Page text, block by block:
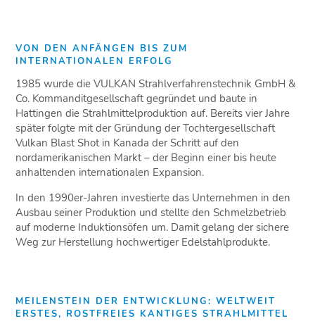
VON DEN ANFÄNGEN BIS ZUM
INTERNATIONALEN ERFOLG
1985 wurde die VULKAN Strahlverfahrenstechnik GmbH &
Co. Kommanditgesellschaft gegründet und baute in
Hattingen die Strahlmittelproduktion auf. Bereits vier Jahre
später folgte mit der Gründung der Tochtergesellschaft
Vulkan Blast Shot in Kanada der Schritt auf den
nordamerikanischen Markt – der Beginn einer bis heute
anhaltenden internationalen Expansion.
In den 1990er-Jahren investierte das Unternehmen in den
Ausbau seiner Produktion und stellte den Schmelzbetrieb
auf moderne Induktionsöfen um. Damit gelang der sichere
Weg zur Herstellung hochwertiger Edelstahlprodukte.
MEILENSTEIN DER ENTWICKLUNG: WELTWEIT
ERSTES, ROSTFREIES KANTIGES STRAHLMITTEL